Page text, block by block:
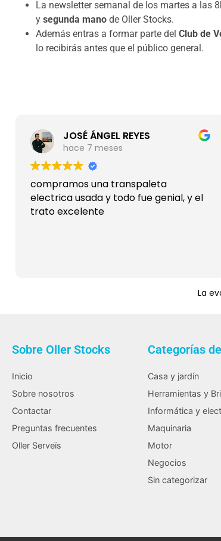
La newsletter semanal de los martes a las
y segunda mano de Oller Stocks.
Además entras a formar parte del Club de
lo recibirás antes que el público general.
JOSÉ ÁNGEL REYES
hace 7 meses
compramos una transpaleta
electrica usada y todo fue genial, y el
trato excelente
La
Sobre Oller Stocks
Inicio
Sobre nosotros
Contactar
Preguntas frecuentes
Oller Serveïs
Categorías
Casa y jardín
Herramientas y
Informática y
Maquinaria
Motor
Negocios
Sin categorizar